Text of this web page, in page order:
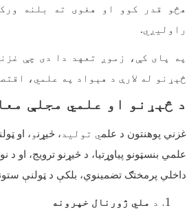
هڅو قدر کوو او هغوی ته بلنه
راولیږي.
په پای کې، زموږ تعهد دا دی چې
څېړنو له لارې د هېواد په علمي،
د څېړنو او علمي مجلې
غزني پوهنتون د علمي تولید ، څیړنو ، او
علمي بنسټونو پیاوړتیا، د څیړنو ترویج،
داخلي پرمختګ تضمینوي، بلکې د ټولنې
د ملي ژورنال خپرونه